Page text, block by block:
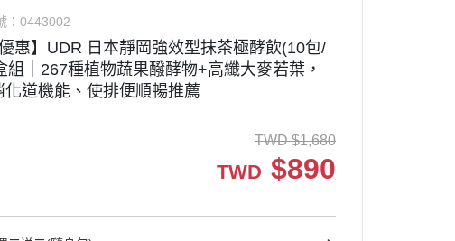
：0443002
優惠】UDR 日本靜岡強效型抹茶極酵飲(10包/
組｜267種植物蔬果醱酵物+高纖大麥若葉，
化道機能、使排便順暢推薦
TWD $1,680
TWD $890